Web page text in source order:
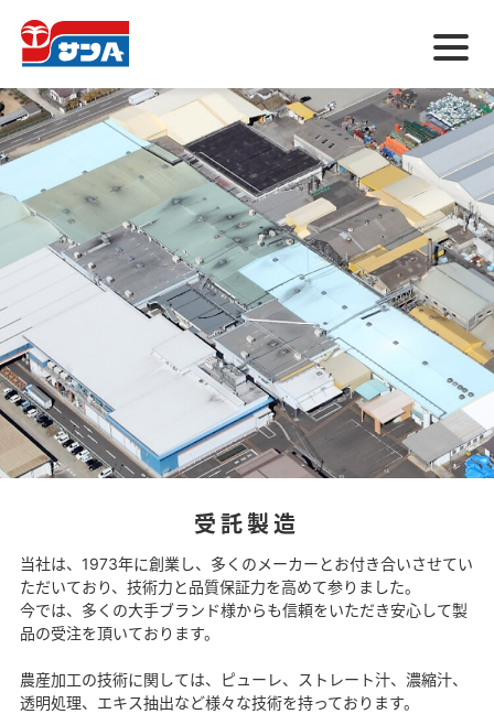
メ
ュ
ー
受託製造
当社は、1973年に創業し、多くのメーカーとお付き合いさせてい
ただいており、技術力と品質保証力を高めて参りました。
今では、多くの大手ブランド様からも信頼をいただき安心して製
品の受注を頂いております。
農産加工の技術に関しては、ピューレ、ストレート汁、濃縮汁、
透明処理、エキス抽出など様々な技術を持っております。